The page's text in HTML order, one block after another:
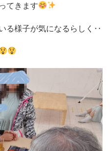
てきます
る様子が気になるらしく‥